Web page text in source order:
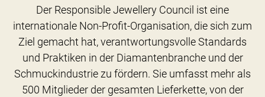
Der Responsible Jewellery Council ist eine
internationale Non-Profit-Organisation, die sich zum
Ziel gemacht hat, verantwortungsvolle Standards
und Praktiken in der Diamantenbranche und der
Schmuckindustrie zu fördern. Sie umfasst mehr als
500 Mitglieder der gesamten Lieferkette, von der